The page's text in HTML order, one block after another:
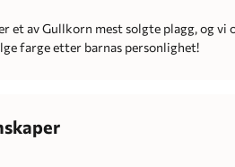
et av Gullkorn mest solgte plagg, og vi
farge etter barnas personlighet!